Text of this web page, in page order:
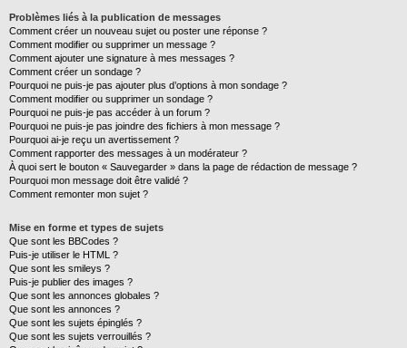
Problèmes liés à la publication de messages
Comment créer un nouveau sujet ou poster une réponse ?
Comment modifier ou supprimer un message ?
Comment ajouter une signature à mes messages ?
Comment créer un sondage ?
Pourquoi ne puis-je pas ajouter plus d’options à mon sondage ?
Comment modifier ou supprimer un sondage ?
Pourquoi ne puis-je pas accéder à un forum ?
Pourquoi ne puis-je pas joindre des fichiers à mon message ?
Pourquoi ai-je reçu un avertissement ?
Comment rapporter des messages à un modérateur ?
À quoi sert le bouton « Sauvegarder » dans la page de rédaction de message ?
Pourquoi mon message doit être validé ?
Comment remonter mon sujet ?
Mise en forme et types de sujets
Que sont les BBCodes ?
Puis-je utiliser le HTML ?
Que sont les smileys ?
Puis-je publier des images ?
Que sont les annonces globales ?
Que sont les annonces ?
Que sont les sujets épinglés ?
Que sont les sujets verrouillés ?